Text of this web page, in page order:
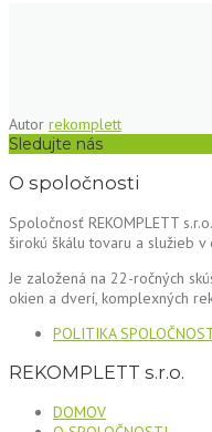
Autor rekomplett
Sledujte nás
O spoločnosti
Spoločnosť REKOMPLETT
širokú škálu tovaru a služieb v
Je založená na 22-ročných
okien a dverí, komplexných
POLITIKA
REKOMPLETT s.r.o.
DOMOV